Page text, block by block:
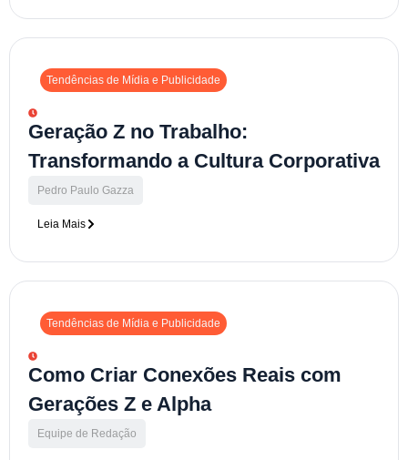
Tendências de Mídia e Publicidade
Geração Z no Trabalho:
Transformando a Cultura Corporativa
Pedro Paulo Gazza
Leia Mais
Tendências de Mídia e Publicidade
Como Criar Conexões Reais com
Gerações Z e Alpha
Equipe de Redação